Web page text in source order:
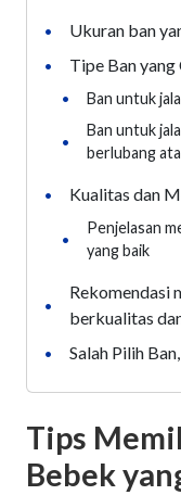
• Ukuran ban
• Tipe Ban
•
Ban untuk
•
Ban untuk
berlubang
• Kualitas dan
•
Penjelasan
yang baik
•
Rekomendasi
berkualitas
• Salah Pilih
Tips
Bebek